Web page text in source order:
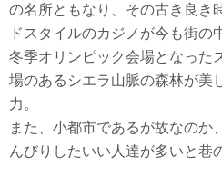
の名所ともなり、その古き良き
ドスタイルのカジノが今も街の
冬季オリンピック会場となった
場のあるシエラ山脈の森林が美
力。
また、小都市であるが故なのか
んびりしたいい人達が多いと巷